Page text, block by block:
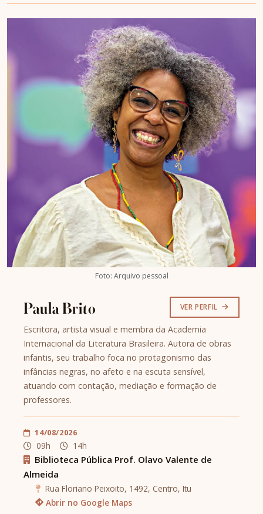
Foto: Arquivo pessoal
Paula Brito VER PERFIL
Escritora, artista visual e membra da Academia
Internacional da Literatura Brasileira. Autora de obras
infantis, seu trabalho foca no protagonismo das
infâncias negras, no afeto e na escuta sensível,
atuando com contação, mediação e formação de
professores.
14/08/2026
09h 14h
Biblioteca Pública Prof. Olavo Valente de
Almeida
Rua Floriano Peixoito, 1492, Centro, Itu
Abrir no Google Maps